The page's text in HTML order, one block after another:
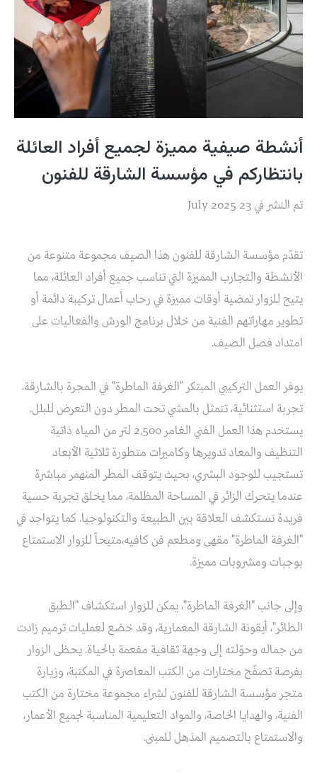
أنشطة صيفية مميزة لجميع أفراد العائلة
بانتظاركم في مؤسسة الشارقة للفنون
تم النشر في 23 July 2025
تقدّم مؤسسة الشارقة للفنون هذا الصيف مجموعة متنوعة من
الأنشطة والتجارب المميزة التي تناسب جميع أفراد العائلة، مما
يتيح للزوار تمضية أوقات مميزة في رحاب أعمال تركيبة دائمة أو
تطوير مهاراتهم الفنية من خلال برنامج الورش والفعاليات على
امتداد فصل الصيف.
يوفر العمل التركيبي المبتكر "الغرفة الماطرة" في المجرة بالشارقة،
تجربة استثنائية، تتمثل بالمشي تحت المطر دون التعرض للبلل.
يستخدم هذا العمل الفني الغامر 2,500 لتر من المياه ذاتية
التنظيف والمعاد تدويرها وكاميرات متطورة ثلاثية الأبعاد
تستجيب للوجود البشري، بحيث يتوقف المطر المنهمر مباشرة
عندما يتحرك الزائر في المساحة المظلمة، مما يخلق تجربة حسية
فريدة تستكشف العلاقة بين الطبيعة والتكنولوجيا. كما يتواجد في
"الغرفة الماطرة" مقهى ومطعم فن كافيه،متيحاً للزوار الاستمتاع
بوجبات ومشروبات مميزة.
وإلى جانب "الغرفة الماطرة"، يمكن للزوار استكشاف "الطبق
الطائر"، أيقونة الشارقة المعمارية، وقد خضع لعمليات ترميم زادت
من جماله وحوّلته إلى وجهة ثقافية مفعمة بالحياة. يحظى الزوار
بفرصة تصفّح مختارات من الكتب المعاصرة في المكتبة، وزيارة
متجر مؤسسة الشارقة للفنون لشراء مجموعة مختارة من الكتب
الفنية، والهدايا الخاصة، والمواد التعليمية المناسبة لجميع الأعمار،
والاستمتاع بالتصميم المذهل للمبنى.